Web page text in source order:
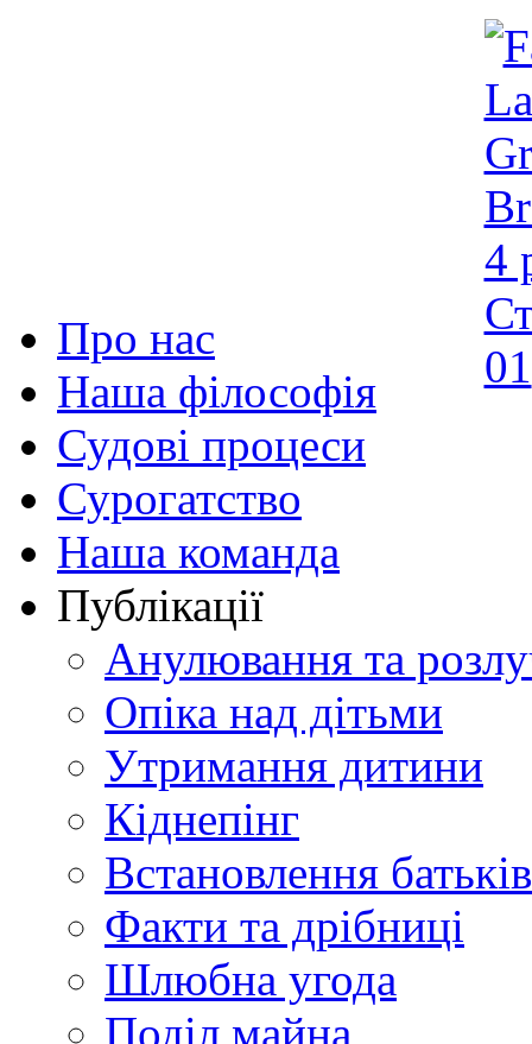
Про нас
Наша філософія
Судові процеси
Сурогатство
Наша команда
Публікації
Анулювання та
Опіка над дітьми
Утримання дитини
Кіднепінг
Встановлення
Факти та дрібниці
Шлюбна угода
Поділ майна